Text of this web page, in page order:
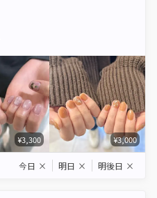
¥3,300 ¥3,000
今日 × 明日 × 明後日 ×